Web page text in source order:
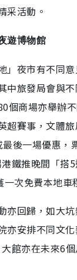
采活動。
遊博物館
」夜市有不同意
中旅發局會與
個商場亦舉辦
超賽事，文體
後一場優惠，
鐵推晚間「搭
次免費本地車
亦回歸，如大
亦安排不同文
館亦在未來6